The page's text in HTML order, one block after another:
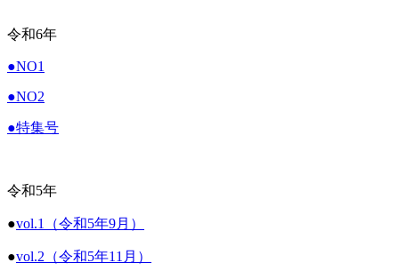
令和6年
●NO1
●NO2
●特集号
令和5年
●vol.1（令和5年9月）
●vol.2（令和5年11月）